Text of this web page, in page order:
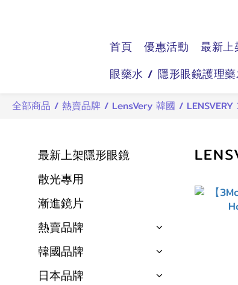
首頁 優惠活動 最新上
眼藥水 / 隱形眼鏡護理
全部商品 / 熱賣品牌 / LensVery 韓國 /
最新上架隱形眼鏡
散光專用
漸進鏡片
熱賣品牌
韓國品牌
日本品牌